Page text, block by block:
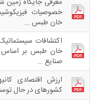
خصوصیات
خان طبس ...
اکتشافات
خان طبس بر اساس
صنایع ...
ارزش اقتصادی
کشورهای در حال